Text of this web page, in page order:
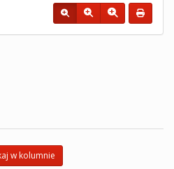
w kolumnie